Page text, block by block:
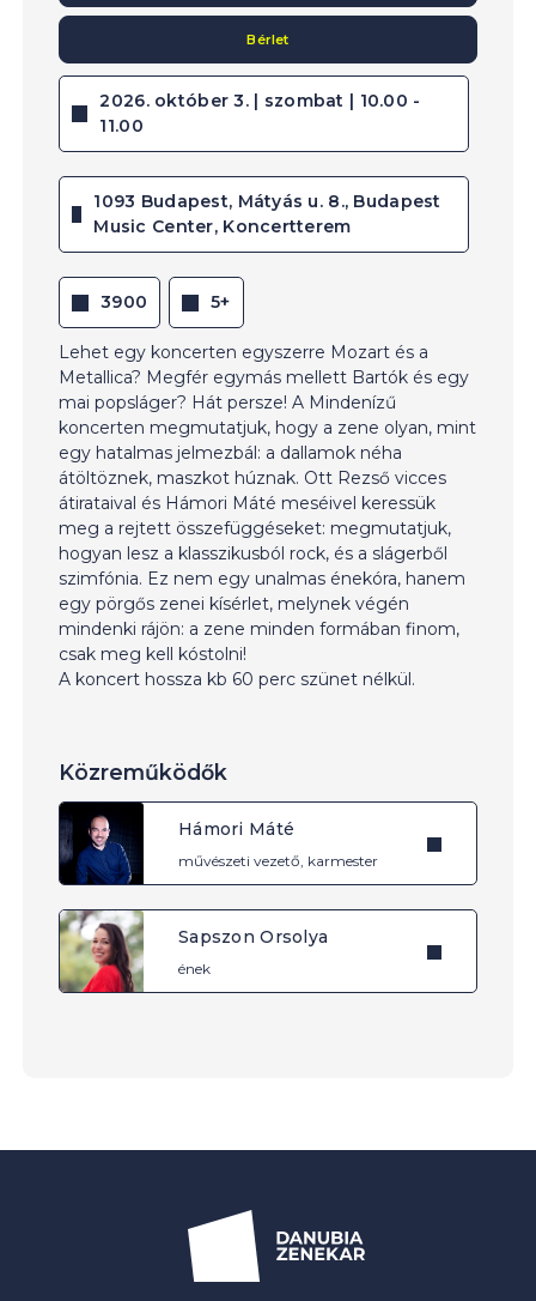
Bérlet
2026. október 3. | szombat | 10.00 -
11.00
1093 Budapest, Mátyás u. 8., Budapest
Music Center, Koncertterem
3900 5+
Lehet egy koncerten egyszerre Mozart és a
Metallica? Megfér egymás mellett Bartók és egy
mai popsláger? Hát persze! A Mindenízű
koncerten megmutatjuk, hogy a zene olyan, mint
egy hatalmas jelmezbál: a dallamok néha
átöltöznek, maszkot húznak. Ott Rezső vicces
átirataival és Hámori Máté meséivel keressük
meg a rejtett összefüggéseket: megmutatjuk,
hogyan lesz a klasszikusból rock, és a slágerből
szimfónia. Ez nem egy unalmas énekóra, hanem
egy pörgős zenei kísérlet, melynek végén
mindenki rájön: a zene minden formában finom,
csak meg kell kóstolni!
A koncert hossza kb 60 perc szünet nélkül.
Közreműködők
Hámori Máté
művészeti vezető, karmester
Sapszon Orsolya
ének